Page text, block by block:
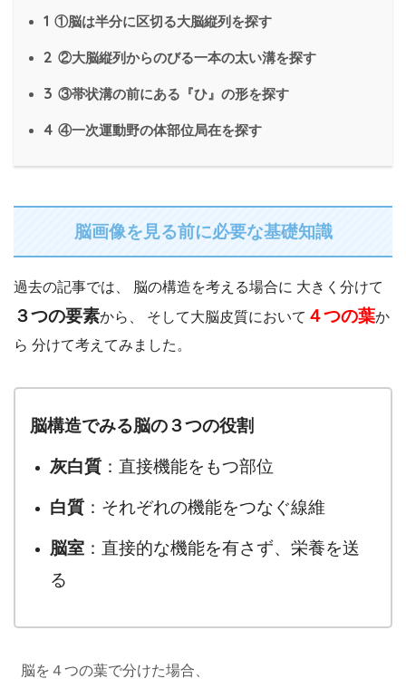
1 ①脳は半分に区切る大脳縦列を探す
2 ②大脳縦列からのびる一本の太い溝を探す
3 ③帯状溝の前にある『ひ』の形を探す
4 ④一次運動野の体部位局在を探す
脳画像を見る前に必要な基礎知識
過去の記事では、 脳の構造を考える場合に 大きく分けて
３つの要素から、 そして大脳皮質において ４つの葉か
ら 分けて考えてみました。
脳構造でみる脳の３つの役割
灰白質 ：直接機能をもつ部位
白質 ：それぞれの機能をつなぐ線維
脳室 ：直接的な機能を有さず、栄養を送
る
脳を４つの葉で分けた場合、